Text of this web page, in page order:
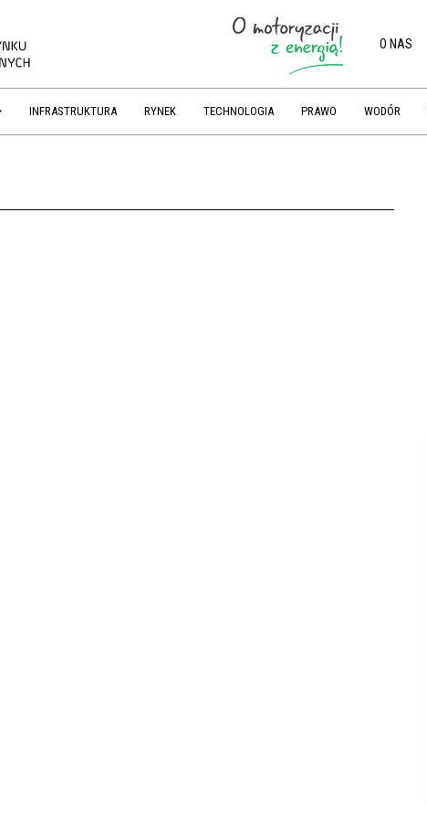
O NAS
INFRASTRUKTURA RYNEK TECHNOLOGIA PRAWO WODÓR